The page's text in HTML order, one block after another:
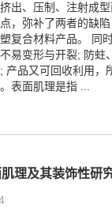
出、压制、注射成
，弥补了两者的缺
复合材料产品。 同
易变形与开裂; 防蛀
产品又可回收利用，
表面肌理是指 ...
理及其装饰性研